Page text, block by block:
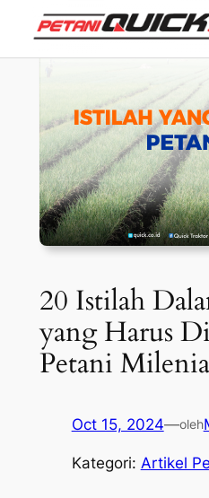
20 Istilah
yang Harus
Petani
Oct 15, 2024—oleh
Kategori: Artikel